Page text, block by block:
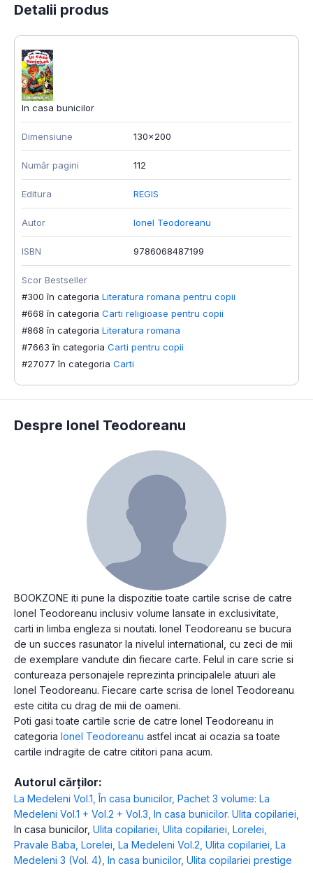
Detalii produs
In casa bunicilor
Dimensiune 130x200
Număr pagini 112
Editura REGIS
Autor Ionel Teodoreanu
ISBN 9786068487199
Scor Bestseller
#300 în categoria Literatura romana pentru copii
#668 în categoria Carti religioase pentru copii
#868 în categoria Literatura romana
#7663 în categoria Carti pentru copii
#27077 în categoria Carti
Despre Ionel Teodoreanu
BOOKZONE iti pune la dispozitie toate cartile scrise de catre
Ionel Teodoreanu inclusiv volume lansate in exclusivitate,
carti in limba engleza si noutati. Ionel Teodoreanu se bucura
de un succes rasunator la nivelul international, cu zeci de mii
de exemplare vandute din fiecare carte. Felul in care scrie si
contureaza personajele reprezinta principalele atuuri ale
Ionel Teodoreanu. Fiecare carte scrisa de Ionel Teodoreanu
este citita cu drag de mii de oameni.
Poti gasi toate cartile scrie de catre Ionel Teodoreanu in
categoria Ionel Teodoreanu astfel incat ai ocazia sa toate
cartile indragite de catre cititori pana acum.
Autorul cărților:
La Medeleni Vol.1 ,În casa bunicilor, Pachet 3 volume: La
Medeleni Vol.1 + Vol.2 + Vol.3 In casa bunicilor. Ulita copilariei
In casa bunicilor, Ulita copilariei Ulita copilariei Lorelei
Pravale Baba Lorelei La Medeleni Vol.2 Ulita copilariei La
Medeleni 3 (Vol. 4) In casa bunicilor, Ulita copilariei prestige